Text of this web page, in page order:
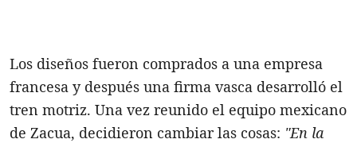
Los diseños fueron comprados a una empresa
francesa y después una firma vasca desarrolló el
tren motriz. Una vez reunido el equipo mexicano
de Zacua, decidieron cambiar las cosas: "En la